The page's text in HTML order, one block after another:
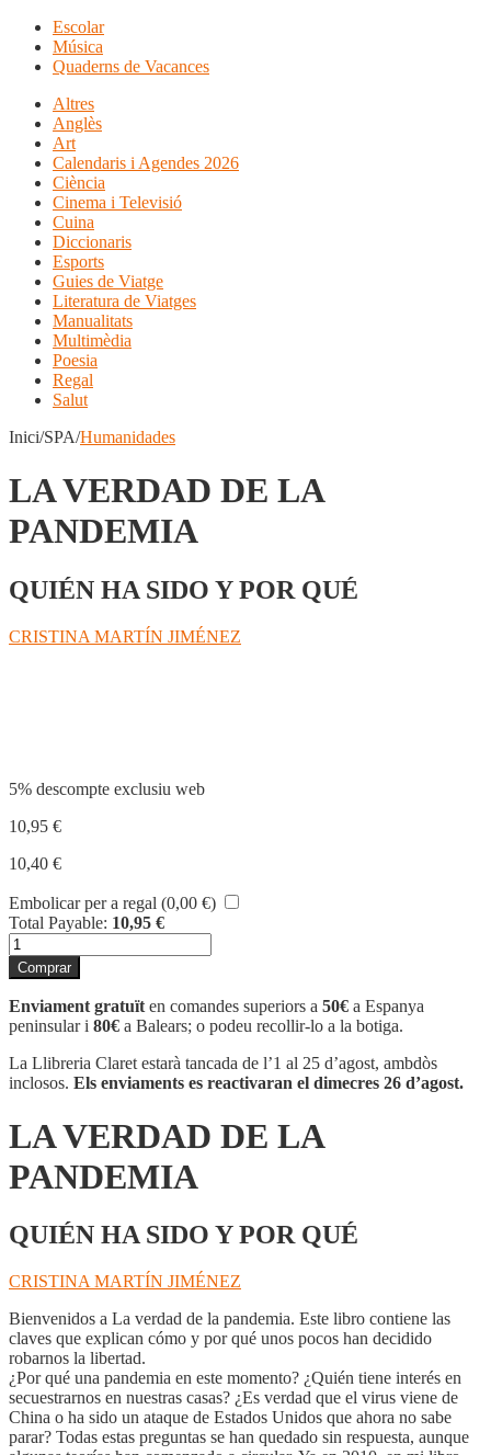
Escolar
Música
Quaderns de Vacances
Altres
Anglès
Art
Calendaris i Agendes 2026
Ciència
Cinema i Televisió
Cuina
Diccionaris
Esports
Guies de Viatge
Literatura de Viatges
Manualitats
Multimèdia
Poesia
Regal
Salut
Inici/SPA/Humanidades
LA VERDAD DE LA
PANDEMIA
QUIÉN HA SIDO Y POR QUÉ
CRISTINA MARTÍN JIMÉNEZ
5% descompte exclusiu web
10,95 €
10,40 €
Embolicar per a regal (0,00 €)
Total Payable: 10,95 €
quantitat
de
LA
VERDAD
DE
LA
PANDEMIA
Comprar
Enviament gratuït en comandes superiors a 50€ a Espanya
peninsular i 80€ a Balears; o podeu recollir-lo a la botiga.
La Llibreria Claret estarà tancada de l’1 al 25 d’agost, ambdòs
inclosos. Els enviaments es reactivaran el dimecres 26 d’agost.
LA VERDAD DE LA
PANDEMIA
QUIÉN HA SIDO Y POR QUÉ
CRISTINA MARTÍN JIMÉNEZ
Bienvenidos a La verdad de la pandemia. Este libro contiene las
claves que explican cómo y por qué unos pocos han decidido
robarnos la libertad.
¿Por qué una pandemia en este momento? ¿Quién tiene interés en
secuestrarnos en nuestras casas? ¿Es verdad que el virus viene de
China o ha sido un ataque de Estados Unidos que ahora no sabe
parar? Todas estas preguntas se han quedado sin respuesta, aunque